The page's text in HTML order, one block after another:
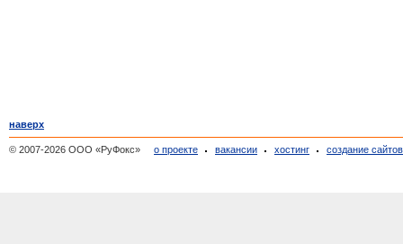
наверх
© 2007-2026 ООО «РуФокс» о проекте вакансии хостинг создание сайтов